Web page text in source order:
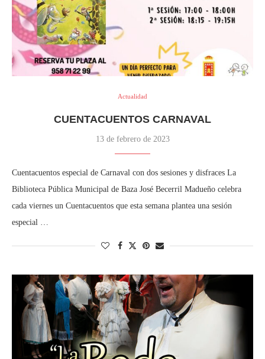
Actualidad
CUENTACUENTOS CARNAVAL
13 de febrero de 2023
Cuentacuentos especial de Carnaval con dos sesiones y disfraces La
Biblioteca Pública Municipal de Baza José Becerril Madueño celebra
cada viernes un Cuentacuentos que esta semana plantea una sesión
especial …